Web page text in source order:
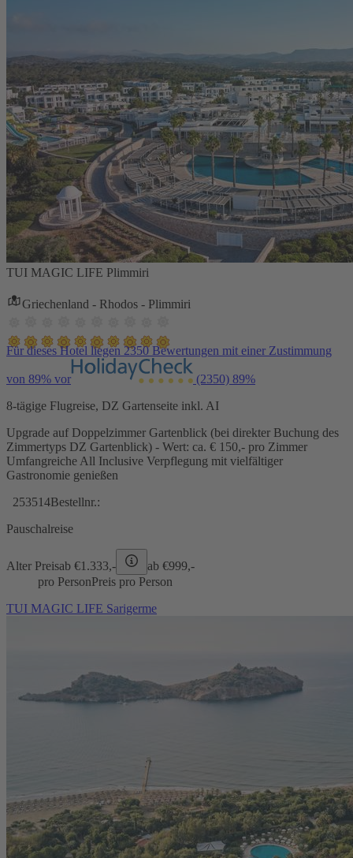
TUI MAGIC LIFE Plimmiri
Griechenland - Rhodos - Plimmiri
Für dieses Hotel liegen 2350 Bewertungen mit einer Zustimmung
von 89% vor (2350) 89%
8-tägige Flugreise, DZ Gartenseite inkl. AI
Upgrade auf Doppelzimmer Gartenblick (bei direkter Buchung des
Zimmertyps DZ Gartenblick) - Wert: ca. € 150,- pro Zimmer
Umfangreiche All Inclusive Verpflegung mit vielfältiger
Gastronomie genießen
253514Bestellnr.:
Pauschalreise
Alter Preisab €1.333,- ab €999,-
pro PersonPreis pro Person
TUI MAGIC LIFE Sarigerme